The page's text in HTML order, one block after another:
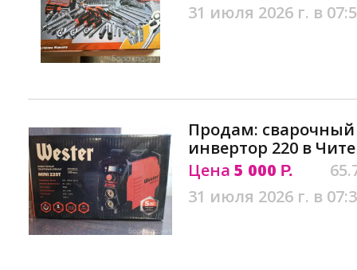
31 июля 2026 г. в
Продам: сварочный
инвертор 220 в Чите
Цена 5 000 Р.
31 июля 2026 г. в